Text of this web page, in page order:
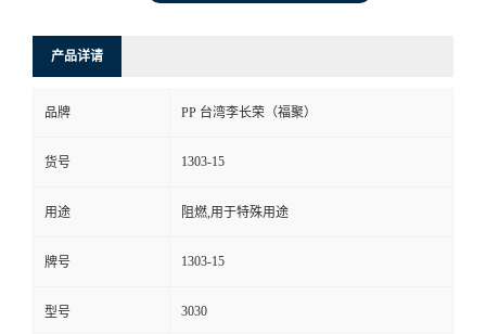
产品详请
品牌 PP 台湾李长荣（福聚）
货号 1303-15
用途 阻燃,用于特殊用途
牌号 1303-15
型号 3030